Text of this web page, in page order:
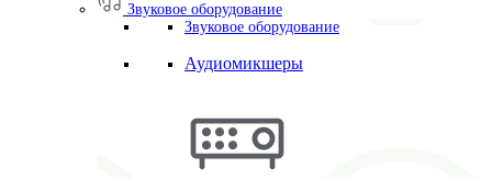
Звуковое оборудование
Звуковое оборудование
Аудиомикшеры